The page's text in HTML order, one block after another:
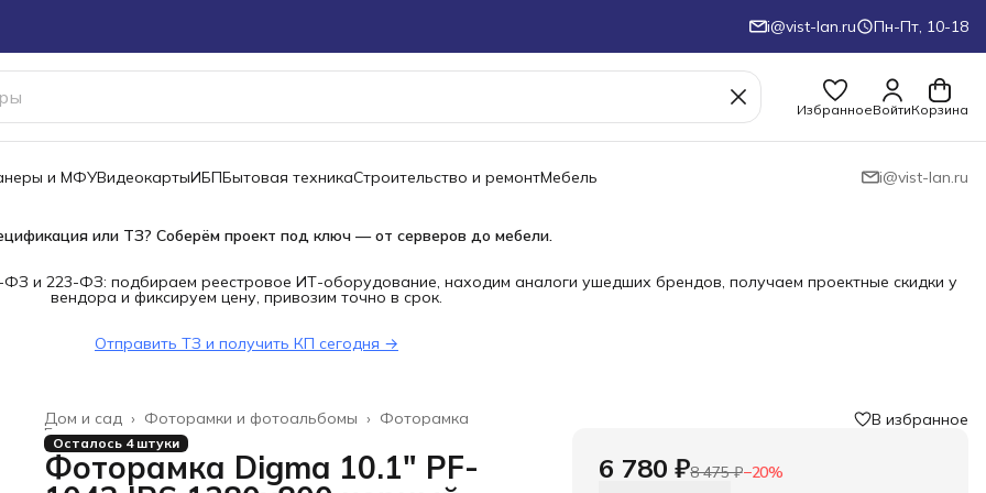
i@vist-lan.ru Пн-Пт, 10-18
ИзбранноеВойтиКорзина
и МФУВидеокартыИБПБытовая техникаСтроительство и ремонтМебель i@vist-lan.ru
или ТЗ? Соберём проект под ключ — от серверов до мебели.
и 223-ФЗ: подбираем реестровое ИТ-оборудование, находим аналоги ушедших брендов, получаем проектные скидки у
вендора и фиксируем цену, привозим точно в срок.
Отправить ТЗ и получить КП сегодня →
Фоторамка
Фоторамки и фотоальбомы ›
Дом и сад ›
Главная ›
Осталось 4 штуки
Фоторамка Digma 10.1" PF-
В избранное
6 780 ₽8 475 ₽−20%